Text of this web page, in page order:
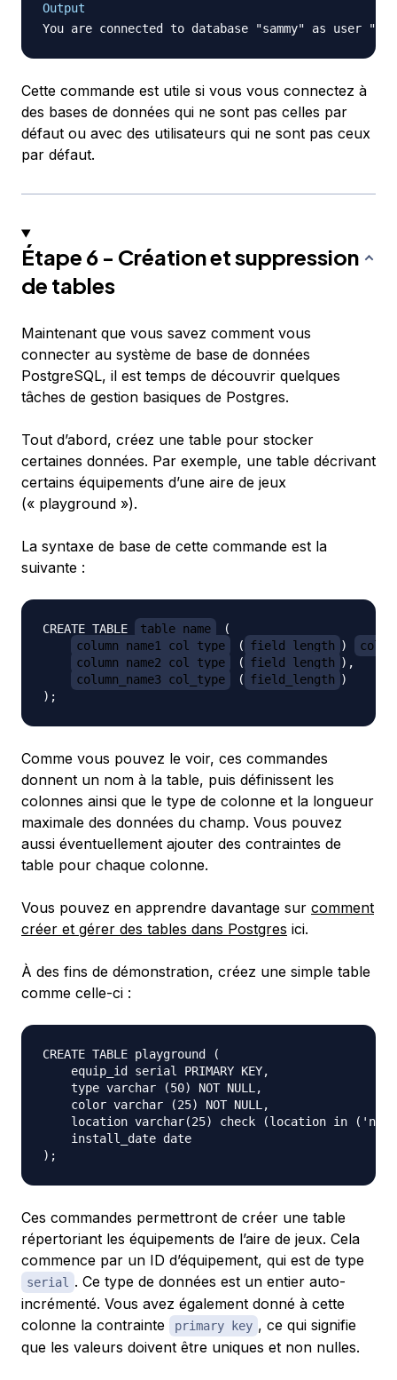
Output
Cette commande est utile si vous vous connectez à
des bases de données qui ne sont pas celles par
défaut ou avec des utilisateurs qui ne sont pas ceux
par défaut.
Étape 6 - Création et suppression
de tables
Maintenant que vous savez comment vous
connecter au système de base de données
PostgreSQL, il est temps de découvrir quelques
tâches de gestion basiques de Postgres.
Tout d’abord, créez une table pour stocker
certaines données. Par exemple, une table décrivant
certains équipements d’une aire de jeux
(« playground »).
La syntaxe de base de cette commande est la
suivante :
CREATE TABLE table_name
(
column_name1 col_type
( field_length )
column_name2 col_type
( field_length ),
column_name3 col_type
( field_length )
Comme vous pouvez le voir, ces commandes
donnent un nom à la table, puis définissent les
colonnes ainsi que le type de colonne et la longueur
maximale des données du champ. Vous pouvez
aussi éventuellement ajouter des contraintes de
table pour chaque colonne.
Vous pouvez en apprendre davantage sur comment
créer et gérer des tables dans Postgres ici.
À des fins de démonstration, créez une simple table
comme celle-ci :
CREATE TABLE playground (
    equip_id serial PRIMARY KEY,
    type varchar (50) NOT NULL,
    color varchar (25) NOT NULL,
location varchar(25) check (location in
    install_date date
Ces commandes permettront de créer une table
répertoriant les équipements de l’aire de jeux. Cela
commence par un ID d’équipement, qui est de type
serial . Ce type de données est un entier auto-
incrémenté. Vous avez également donné à cette
colonne la contrainte
primary key , ce qui signifie
que les valeurs doivent être uniques et non nulles.